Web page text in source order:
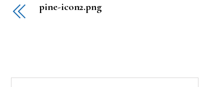
pine-icon2.png